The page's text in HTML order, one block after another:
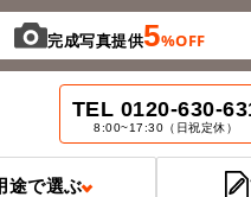
完成写真提供5%OFF
TEL 0120-630-
8:00~17:30（日祝定休）
途で選ぶ